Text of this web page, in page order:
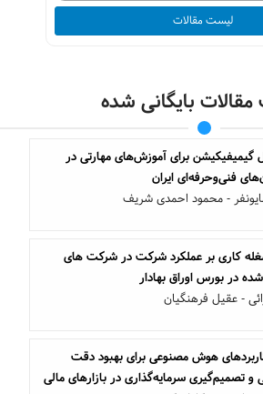
لیست مقالات
بایگانی شده
گیمیفیکیشن برای آموزش‌های مهارتی در
فنی‌وحرفه‌ای ایران
- محمود احمدی شریف
کاری بر عملکرد شرکت در شرکت های
در بورس اوراق بهادار
- عقیل فرهنگیان
هوش مصنوعی برای بهبود دقت
و تصمیم‌گیری سرمایه‌گذاری در بازارهای مالی